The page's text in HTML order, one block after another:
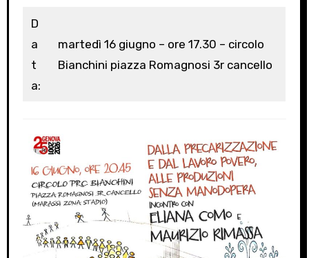
D
a
t
a:
martedì 16 giugno – ore 17.30 – circolo
Bianchini piazza Romagnosi 3r cancello